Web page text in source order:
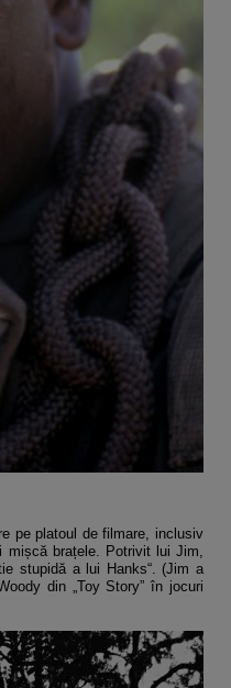
pe platoul de filmare, inclusiv
brațele. Potrivit lui Jim,
stupidă a lui Hanks“. (Jim a
din „Toy Story” în jocuri